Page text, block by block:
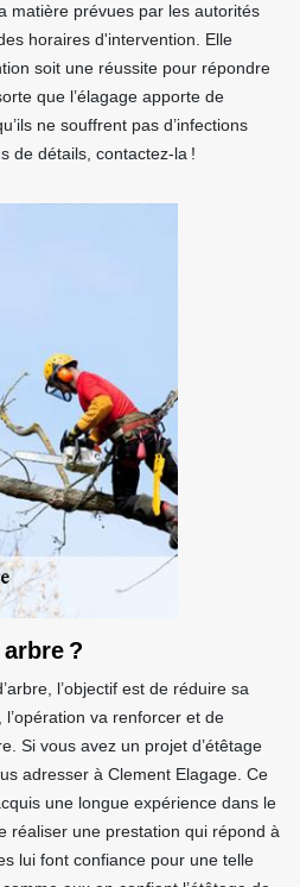
matière prévues par les autorités
horaires d'intervention. Elle
soit une réussite pour répondre
que l’élagage apporte de
ne souffrent pas d’infections
de détails, contactez-la !
?
l’objectif est de réduire sa
va renforcer et de
Si vous avez un projet d’étêtage
adresser à Clement Elagage. Ce
une longue expérience dans le
réaliser une prestation qui répond à
lui font confiance pour une telle